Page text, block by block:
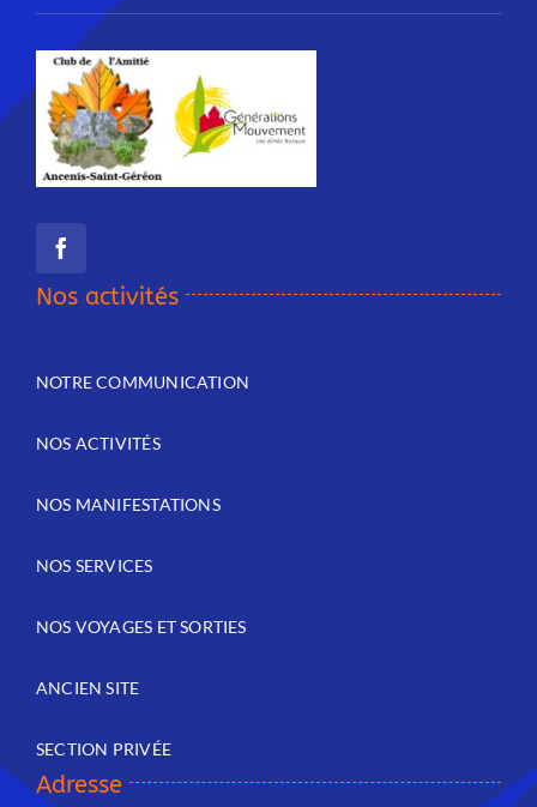
Nos activités
NOTRE COMMUNICATION
NOS ACTIVITÉS
NOS MANIFESTATIONS
NOS SERVICES
NOS VOYAGES ET SORTIES
ANCIEN SITE
SECTION PRIVÉE
Adresse